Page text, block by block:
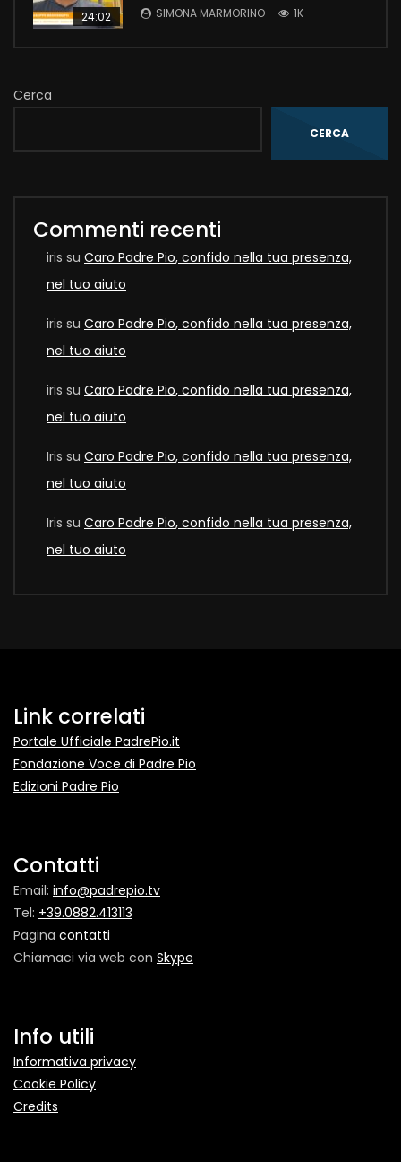
24:02 SIMONA MARMORINO 1K
Cerca
CERCA
Commenti recenti
iris su Caro Padre Pio, confido nella tua presenza,
nel tuo aiuto
iris su Caro Padre Pio, confido nella tua presenza,
nel tuo aiuto
iris su Caro Padre Pio, confido nella tua presenza,
nel tuo aiuto
Iris su Caro Padre Pio, confido nella tua presenza,
nel tuo aiuto
Iris su Caro Padre Pio, confido nella tua presenza,
nel tuo aiuto
Link correlati
Portale Ufficiale PadrePio.it
Fondazione Voce di Padre Pio
Edizioni Padre Pio
Contatti
Email: info@padrepio.tv
Tel: +39.0882.413113
Pagina contatti
Chiamaci via web con Skype
Info utili
Informativa privacy
Cookie Policy
Credits